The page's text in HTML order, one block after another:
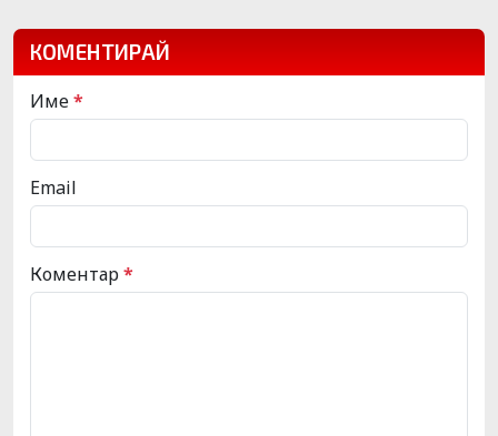
КОМЕНТИРАЙ
Име*
Email
Коментар*